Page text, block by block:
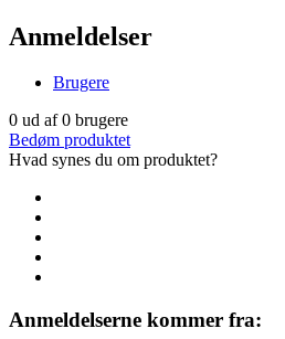
Anmeldelser
Brugere
0 ud af0 brugere
Bedøm produktet
Hvad synes du om produktet?
Anmeldelserne kommer fra: